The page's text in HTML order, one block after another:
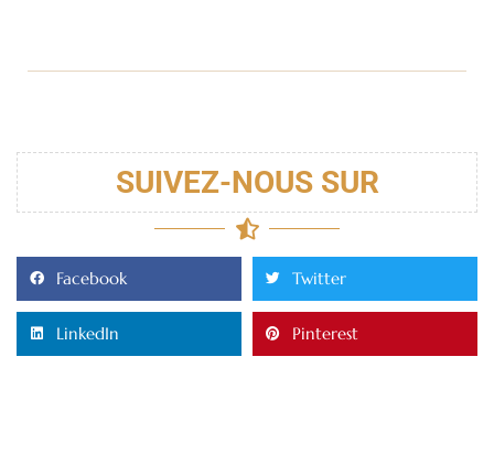
SUIVEZ-NOUS SUR
Facebook Twitter
LinkedIn Pinterest